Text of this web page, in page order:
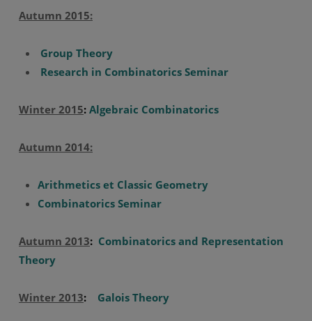
Autumn 2015:
Group Theory
Research in Combinatorics Seminar
Winter 2015: Algebraic Combinatorics
Autumn 2014:
Arithmetics et Classic Geometry
Combinatorics Seminar
Autumn 2013: Combinatorics and Representation
Theory
Winter 2013: Galois Theory